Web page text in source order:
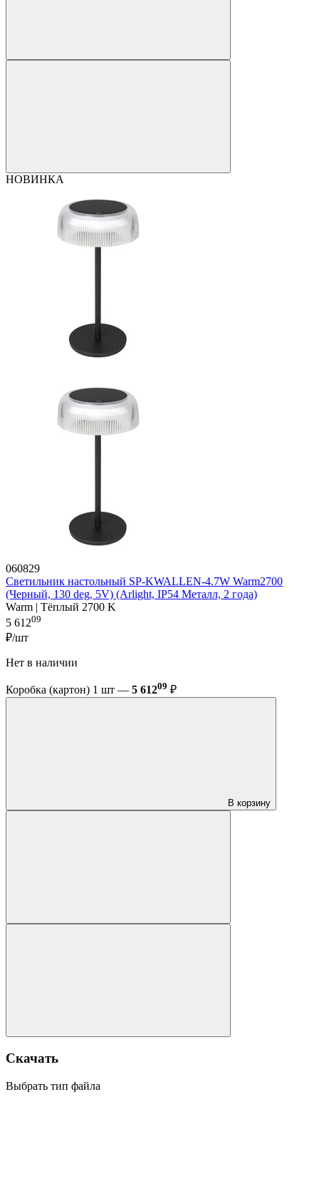
НОВИНКА
060829
Светильник настольный SP-KWALLEN-4.7W Warm2700
(Черный, 130 deg, 5V) (Arlight, IP54 Металл, 2 года)
Warm | Тёплый 2700 K
5 61209
₽/шт
Нет в наличии
Коробка (картон) 1 шт — 5 61209 ₽
В корзину
Скачать
Выбрать тип файла